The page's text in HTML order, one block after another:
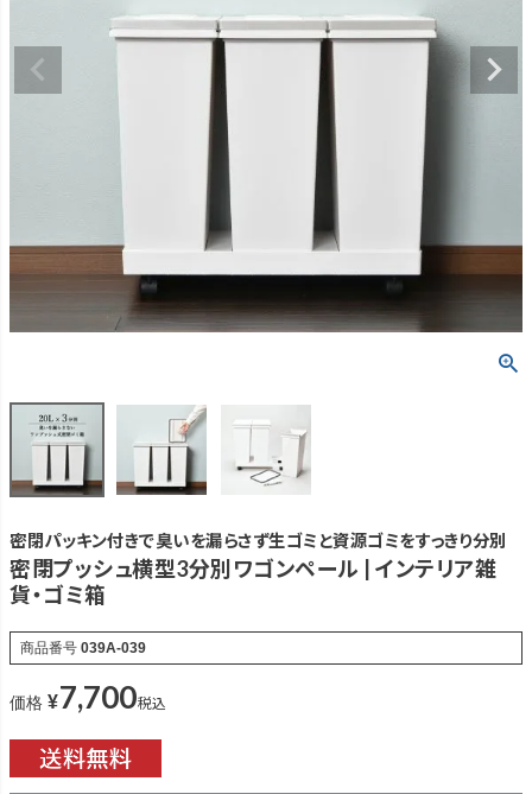
密閉パッキン付きで臭いを漏らさず生ゴミと資源ゴミをすっきり分別
密閉プッシュ横型3分別ワゴンペール | インテリア雑
貨・ゴミ箱
商品番号 039A-039
価格 ¥7,700税込